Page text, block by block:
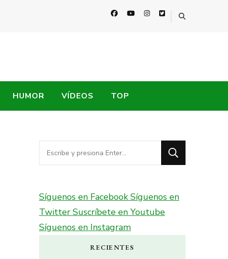
HUMOR VÍDEOS TOP
¿Buscas
algo?
Síguenos en FacebookSíguenos en
Twitter Suscríbete en Youtube
Síguenos en Instagram
RECIENTES